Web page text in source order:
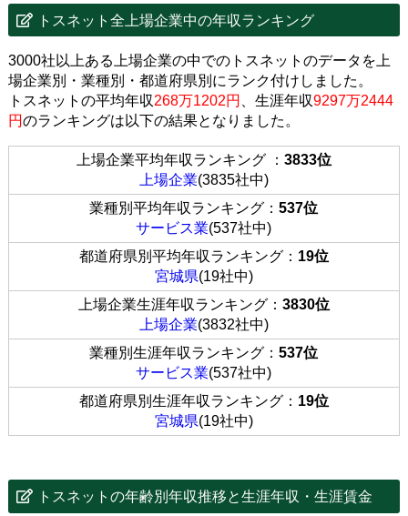
トスネット全上場企業中の年収ランキング
3000社以上ある上場企業の中でのトスネットのデータを上
場企業別・業種別・都道府県別にランク付けしました。
トスネットの平均年収268万1202円 、生涯年収9297万2444
円のランキングは以下の結果となりました。
上場企業平均年収ランキング ： 3833位
上場企業(3835社中)
業種別平均年収ランキング：537位
サービス業(537社中)
都道府県別平均年収ランキング： 19位
宮城県(19社中)
上場企業生涯年収ランキング： 3830位
上場企業(3832社中)
業種別生涯年収ランキング：537位
サービス業(537社中)
都道府県別生涯年収ランキング： 19位
宮城県(19社中)
トスネットの年齢別年収推移と生涯年収・生涯賃金